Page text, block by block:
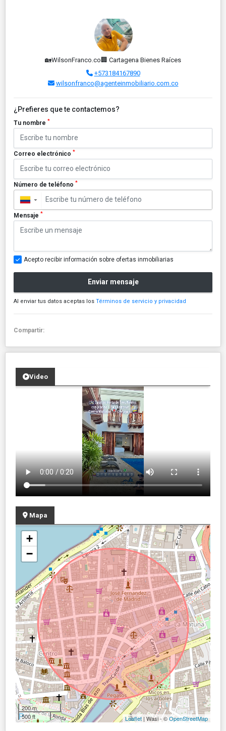
🏡WilsonFranco.co🏢 Cartagena Bienes Raíces
+573184167890
wilsonfranco@agenteinmobiliario.com.co
¿Prefieres que te contactemos?
Tu nombre *
Correo electrónico *
Número de teléfono *
▼
Mensaje *
Acepto recibir información sobre ofertas inmobiliarias
Enviar mensaje
Al enviar tus datos aceptas los Términos de servicio y privacidad
Compartir:
Video
Mapa
+
−
200 m
500 ft
Leaflet | Wasi - ©OpenStreetMap